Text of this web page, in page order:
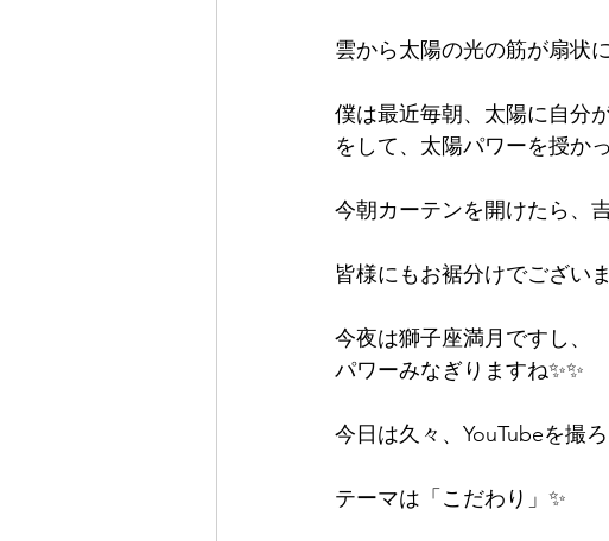
雲から太陽の光の筋が扇状
僕は最近毎朝、太陽に自分
をして、太陽パワーを授か
今朝カーテンを開けたら、
皆様にもお裾分けでござい
今夜は獅子座満月ですし、
パワーみなぎりますね✨✨
今日は久々、YouTubeを撮
テーマは「こだわり」✨